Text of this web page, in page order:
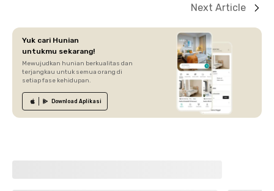
Next Article
Yuk cari Hunian
untukmu sekarang!
Mewujudkan hunian berkualitas dan
terjangkau untuk semua orang di
setiap fase kehidupan.
Download Aplikasi